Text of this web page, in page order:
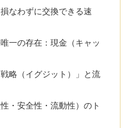
なわずに交換できる速
一の存在：現金（キャッ
略（イグジット）」と流
・安全性・流動性）のト